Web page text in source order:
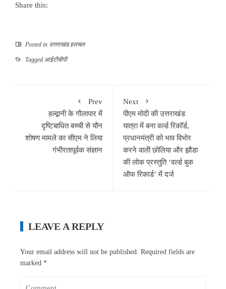
Share this:
Posted in उत्तराखंड हलचल
Tagged आईटीबीपी
Prev
हल्द्वानी के गौलापार में
दृष्टिबाधित बच्ची से यौन
शोषण मामले का सीएम ने लिया
गंभीरतापूर्वक संज्ञान
Next
पीएम मोदी की उत्तराखंड
यात्रा में बना वर्ल्ड रिकॉर्ड,
प्रधानमंत्री को भाव विभोर
करने वाली छोलिया और झौडा
की लोक प्रस्तुति ‘वर्ल्ड बुक
ऑफ रिकार्ड’ में दर्ज
LEAVE A REPLY
Your email address will not be published.
Required fields are
marked *